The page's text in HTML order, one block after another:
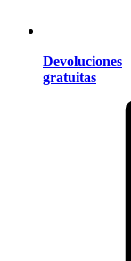
Devoluciones
gratuitas